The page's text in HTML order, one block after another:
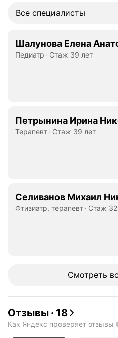
Все специалисты
Шалунова Елена
Педиатр Стаж 39 лет
Петрынина Ирина
Терапевт Стаж 39 лет
Селиванов Михаил
Фтизиатр, терапевт Стаж 32
Смотреть
Отзывы · 18
Как Яндекс проверяет отзывы